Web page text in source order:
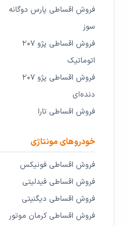
فروش اقساطی پارس دوگانه
سوز
فروش اقساطی پژو ۲۰۷
اتوماتیک
فروش اقساطی پژو ۲۰۷
دنده‌ای
فروش اقساطی تارا
خودروهای مونتاژی
فروش اقساطی فونیکس
فروش اقساطی فیدلیتی
فروش اقساطی دیگنیتی
فروش اقساطی کرمان موتور